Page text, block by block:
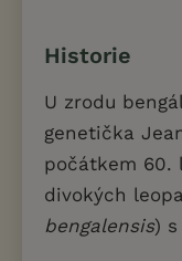
Historie
U zrodu
genetička
počátkem 60.
divokých
bengalensis) s